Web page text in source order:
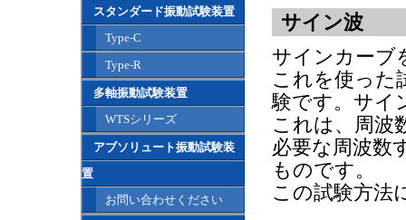
サイン波
サインカーブ
これを使った
験です。サイ
これは、周波
必要な周波数
ものです。
この試験方法
スタンダード振動試験装置
Type-C
Type-R
多軸振動試験装置
WTSシリーズ
アブソリュート振動試験装
置
お問い合わせください